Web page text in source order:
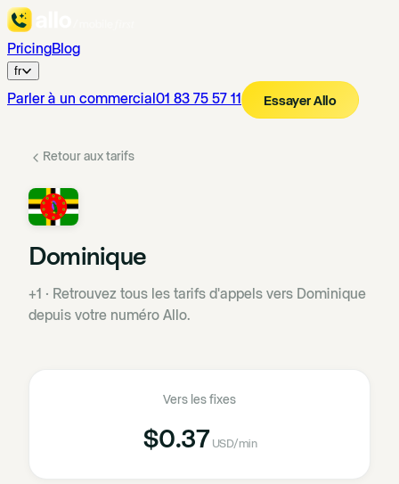
PricingBlog
fr
Parler à un commercial 01 83 75 57 11 Essayer Allo
Retour aux tarifs
Dominique
+1 · Retrouvez tous les tarifs d'appels vers Dominique
depuis votre numéro Allo.
Vers les fixes
$0.37 USD/min